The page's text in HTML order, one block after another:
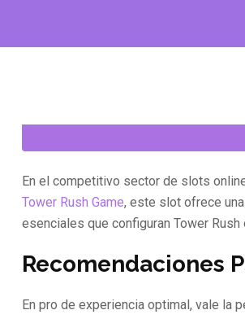
En el competitivo sector de slots
Tower Rush Game, este slot ofrece
esenciales que configuran Tower
Recomendaciones
En pro de experiencia optimal, vale la